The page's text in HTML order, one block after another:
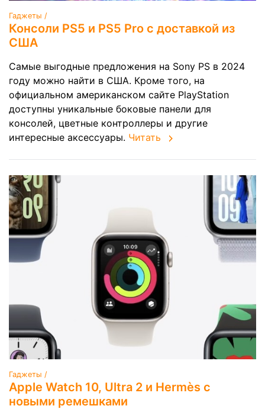
Гаджеты /
Консоли PS5 и PS5 Pro с доставкой из
США
Самые выгодные предложения на Sony PS в 2024
году можно найти в США. Кроме того, на
официальном американском сайте PlayStation
доступны уникальные боковые панели для
консолей, цветные контроллеры и другие
интересные аксессуары. Читать
Гаджеты /
Apple Watch 10, Ultra 2 и Hermès с
новыми ремешками